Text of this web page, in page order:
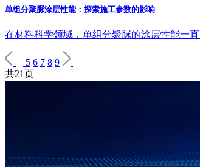
单组分聚脲涂层性能：探索施工参数的影响
在材料科学领域，单组分聚脲的涂层性能一
5 6 7 8 9
共21页